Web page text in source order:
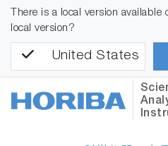
There is a local version
local version?
United States